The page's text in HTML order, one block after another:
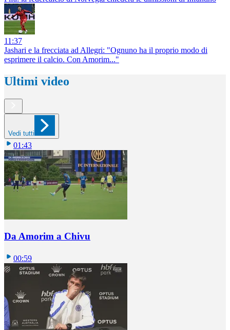
11:37
Jashari e la frecciata ad Allegri: "Ognuno ha il proprio modo di
esprimere il calcio. Con Amorim..."
Ultimi video
Vedi tutti
01:43
Da Amorim a Chivu
00:59